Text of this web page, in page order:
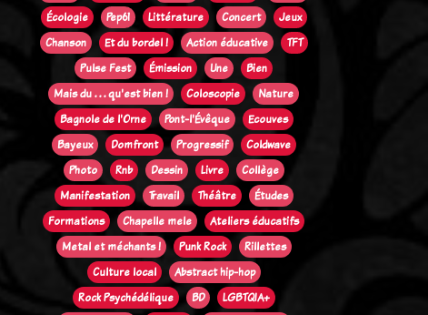
Écologie
Pep61 Littérature Concert
Jeux
Chanson
Et du bordel ! Action éducative
TFT
Pulse Fest
Émission Une
Bien
Mais du . . . qu'est bien !
Coloscopie
Nature
Bagnole de l'Orne
Pont-l'Évêque
Ecouves
Bayeux
Domfront Progressif
Coldwave
Photo
Rnb Dessin Livre
Collège
Manifestation
Travail Théâtre
Études
Formations
Chapelle mele
Ateliers éducatifs
Metal et méchants !
Punk Rock
Rillettes
Culture local
Abstract hip-hop
Rock Psychédélique
BD
LGBTQIA+